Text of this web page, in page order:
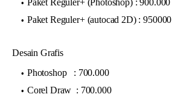
Paket Reguler+ (autocad 2D) : 950000
Desain Grafis
Photoshop : 700.000
Corel Draw : 700.000